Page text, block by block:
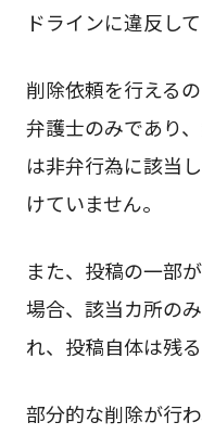
ドラインに違反し
削除依頼を行える
弁護士のみであり
は非弁行為に該当
けていません。
また、投稿の一部
場合、該当カ所の
れ、投稿自体は残
部分的な削除が行